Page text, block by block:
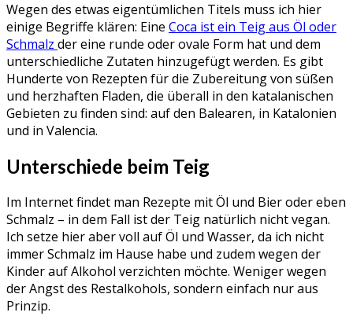
Wegen des etwas eigentümlichen Titels muss ich hier
einige Begriffe klären: Eine Coca ist ein Teig aus Öl oder
Schmalz der eine runde oder ovale Form hat und dem
unterschiedliche Zutaten hinzugefügt werden. Es gibt
Hunderte von Rezepten für die Zubereitung von süßen
und herzhaften Fladen, die überall in den katalanischen
Gebieten zu finden sind: auf den Balearen, in Katalonien
und in Valencia.
Unterschiede beim Teig
Im Internet findet man Rezepte mit Öl und Bier oder eben
Schmalz – in dem Fall ist der Teig natürlich nicht vegan.
Ich setze hier aber voll auf Öl und Wasser, da ich nicht
immer Schmalz im Hause habe und zudem wegen der
Kinder auf Alkohol verzichten möchte. Weniger wegen
der Angst des Restalkohols, sondern einfach nur aus
Prinzip.